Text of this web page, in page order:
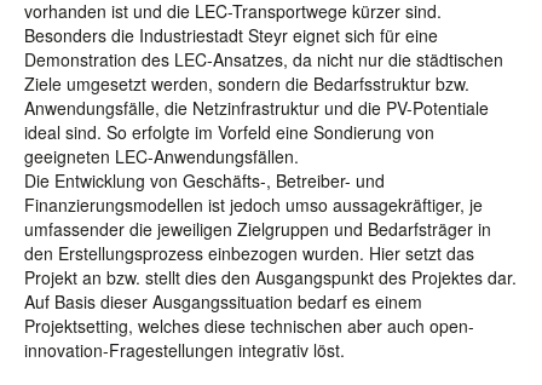
vorhanden ist und die LEC-Transportwege kürzer sind.
Besonders die Industriestadt Steyr eignet sich für eine
Demonstration des LEC-Ansatzes, da nicht nur die städtischen
Ziele umgesetzt werden, sondern die Bedarfsstruktur bzw.
Anwendungsfälle, die Netzinfrastruktur und die PV-Potentiale
ideal sind. So erfolgte im Vorfeld eine Sondierung von
geeigneten LEC-Anwendungsfällen.
Die Entwicklung von Geschäfts-, Betreiber- und
Finanzierungsmodellen ist jedoch umso aussagekräftiger, je
umfassender die jeweiligen Zielgruppen und Bedarfsträger in
den Erstellungsprozess einbezogen wurden. Hier setzt das
Projekt an bzw. stellt dies den Ausgangspunkt des Projektes dar.
Auf Basis dieser Ausgangssituation bedarf es einem
Projektsetting, welches diese technischen aber auch open-
innovation-Fragestellungen integrativ löst.